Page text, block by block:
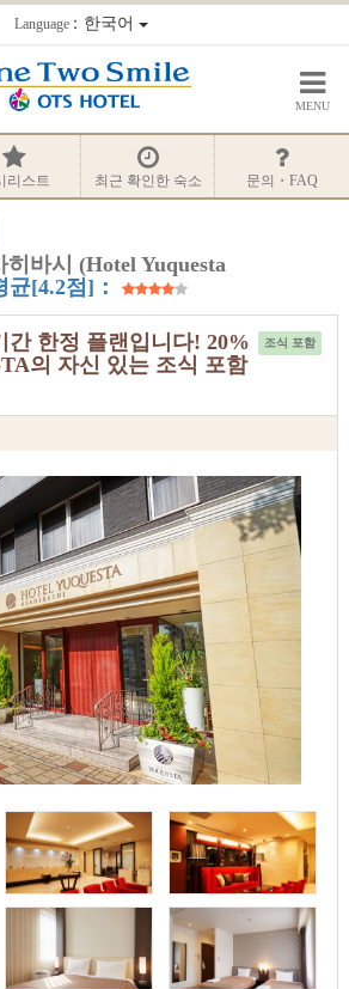
Language：한국어
MENU
리스트 최근 확인한 숙소 문의・FAQ
바시 (Hotel Yuquesta
균[4.2점]：
조식 포함
한정 플랜입니다! 20%
의 자신 있는 조식 포함